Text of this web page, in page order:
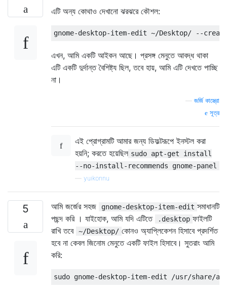
এটি অন্য কোথাও দেখানো ঝরঝরে কৌশল:
এখন, আমি একটি আইকন আছে। প্রসঙ্গ মেনুতে আবদ্ধ থাকা
এটি একটি দুর্দান্ত বৈশিষ্ট্য ছিল, তবে হায়, আমি এটি দেখতে পাচ্ছি
না।
জর্জি কাস্ত্রো
সূত্র
এই প্রোগ্রামটি আমার জন্য ডিফল্টরূপে ইনস্টল করা
হয়নি; করতে হয়েছিল sudo apt-get install
--no-install-recommends gnome-panel
yuikonnu
5 আমি জর্জের সহজ gnome-desktop-item-edit সমাধানটি
পছন্দ করি । যাইহোক, আমি যদি এটিতে
.desktop ফাইলটি
রাখি তবে ~/Desktop/ কোনও অ্যাপ্লিকেশন হিসাবে প্রদর্শিত
হবে না কেবল জিনোম মেনুতে একটি ফাইল হিসাবে। সুতরাং আমি
করি: